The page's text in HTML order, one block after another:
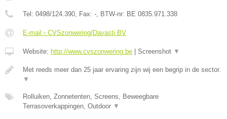
Tel: 0498/124.390, Fax: -, BTW-nr: BE 0835.971.338
E-mail › CVSzonwering/Davasti BV
Website: http://www.cvszonwering.be Screenshot ▼
Met reeds meer dan 25 jaar ervaring zijn wij een begrip in de sector.
▼
Rolluiken, Zonnetenten, Screens, Beweegbare
Terrasoverkappingen, Outdoor ▼